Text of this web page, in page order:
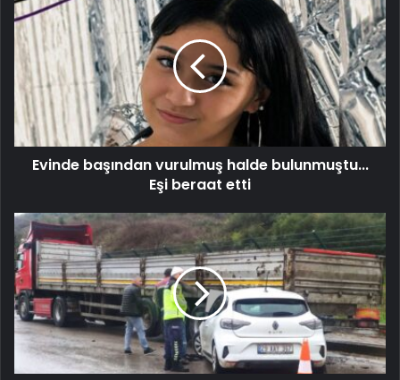
Evinde başından vurulmuş halde bulunmuştu...
Eşi beraat etti